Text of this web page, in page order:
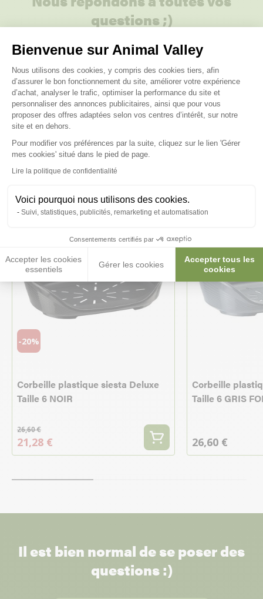
Bienvenue sur Animal Valley
Plateforme de Gestion du
Nous utilisons des cookies, y compris des cookies tiers, afin
d’assurer le bon fonctionnement du site, améliorer votre expérience
d’achat, analyser le trafic, optimiser la performance du site et
personnaliser des annonces publicitaires, ainsi que pour vous
proposer des offres adaptées selon vos centres d’intérêt, sur notre
site et en dehors.
Pour modifier vos préférences par la suite, cliquez sur le lien 'Gérer
mes cookies' situé dans le pied de page.
Lire la politique de confidentialité
Voici pourquoi nous utilisons des cookies.
Suivi, statistiques, publicités, remarketing et automatisation
Consentements certifiés par
Accepter les cookies
essentiels
Gérer les cookies
Accepter tous les
cookies
Axeptio consent
questions ;)
Posez-nous vos questions
Ces produits peuvent vous
intéresser
-20%
Corbeille plastique siesta Deluxe
Taille 6 NOIR
26,60 €
21,28 €
Corbeille
Taille 6 GRIS
26,60 €
Il est bien normal de se poser des
questions :)